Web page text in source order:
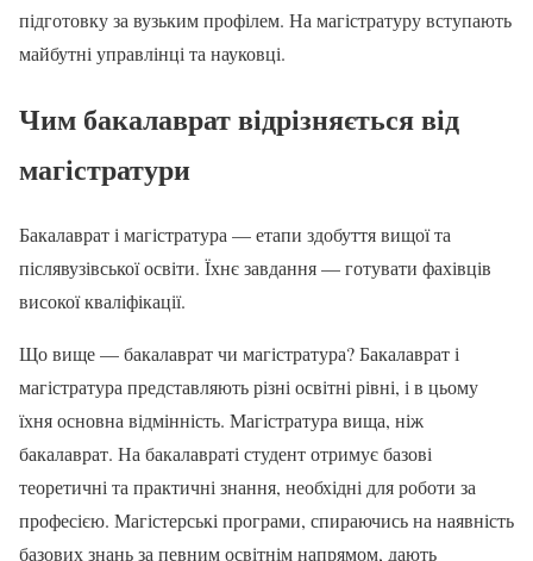
підготовку за вузьким профілем. На магістратуру вступають
майбутні управлінці та науковці.
Чим бакалаврат відрізняється від
магістратури
Бакалаврат і магістратура — етапи здобуття вищої та
післявузівської освіти. Їхнє завдання — готувати фахівців
високої кваліфікації.
Що вище — бакалаврат чи магістратура? Бакалаврат і
магістратура представляють різні освітні рівні, і в цьому
їхня основна відмінність. Магістратура вища, ніж
бакалаврат. На бакалавраті студент отримує базові
теоретичні та практичні знання, необхідні для роботи за
професією. Магістерські програми, спираючись на наявність
базових знань за певним освітнім напрямом, дають